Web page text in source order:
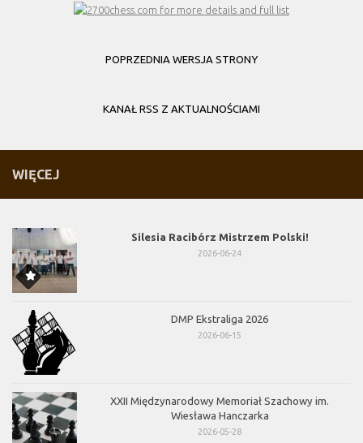
POPRZEDNIA WERSJA STRONY
KANAŁ RSS Z AKTUALNOŚCIAMI
WIĘCEJ
Silesia Racibórz Mistrzem Polski!
2026-06-24
DMP Ekstraliga 2026
2026-06-15
XXII Międzynarodowy Memoriał Szachowy im.
Wiesława Hanczarka
2026-05-28